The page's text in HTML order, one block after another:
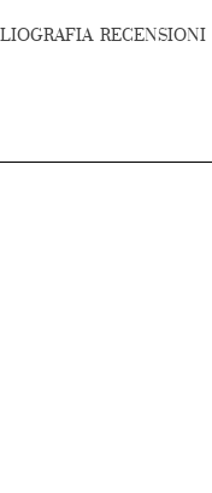
RECENSIONI